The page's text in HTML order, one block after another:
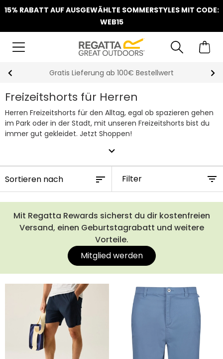
15% RABATT AUF AUSGEWÄHLTE SOMMERSTYLES MIT CODE:
WEB15
Klarna Sofortüberweisung & Rechnung verfügbar
Freizeitshorts für Herren
Herren Freizeitshorts für den Alltag, egal ob spazieren gehen
im Park oder in der Stadt, mit unseren Freizeitshorts bist du
immer gut gekleidet. Jetzt Shoppen!
expand_more
Filter
Mit Regatta Rewards sicherst du dir kostenfreien
Versand, einen Geburtstagrabatt und weitere
Vorteile.
Mitglied werden